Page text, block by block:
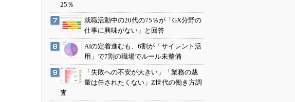
25％
就職活動中の20代の75％が「GX分野の
仕事に興味がない」と回答
AIの定着進むも、6割が「サイレント活
用」で7割の職場でルール未整備
「失敗への不安が大きい」「業務の裁
量は任されたくない」Z世代の働き方調
査